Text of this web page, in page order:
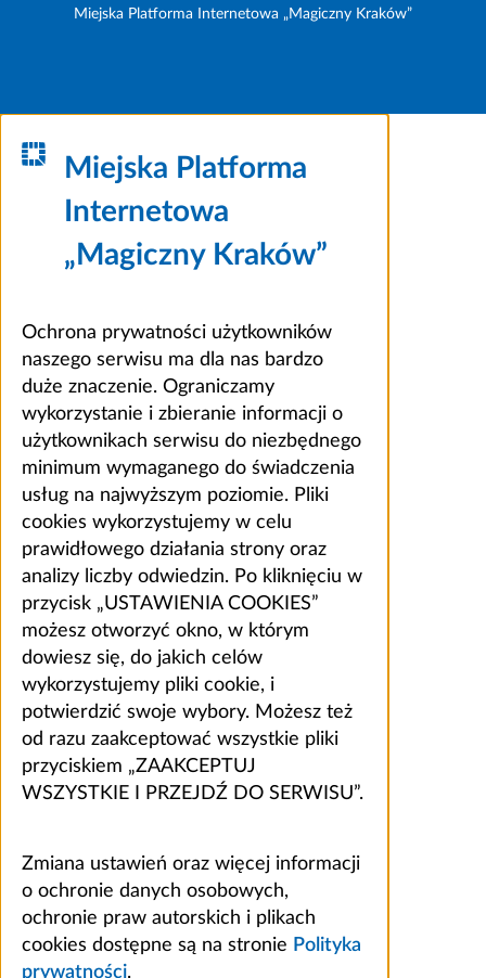
Miejska Platforma Internetowa „Magiczny Kraków”
Miejska Platforma
Internetowa
„Magiczny Kraków”
Ochrona prywatności użytkowników
naszego serwisu ma dla nas bardzo
duże znaczenie. Ograniczamy
wykorzystanie i zbieranie informacji o
użytkownikach serwisu do niezbędnego
minimum wymaganego do świadczenia
usług na najwyższym poziomie. Pliki
cookies wykorzystujemy w celu
prawidłowego działania strony oraz
analizy liczby odwiedzin. Po kliknięciu w
przycisk „USTAWIENIA COOKIES”
możesz otworzyć okno, w którym
dowiesz się, do jakich celów
wykorzystujemy pliki cookie, i
potwierdzić swoje wybory. Możesz też
od razu zaakceptować wszystkie pliki
przyciskiem „ZAAKCEPTUJ
WSZYSTKIE I PRZEJDŹ DO SERWISU”.
Zmiana ustawień oraz więcej informacji
o ochronie danych osobowych,
ochronie praw autorskich i plikach
cookies dostępne są na stronie Polityka
prywatności.